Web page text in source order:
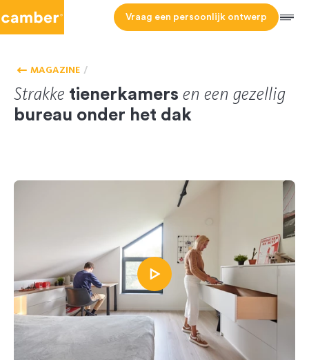
Vraag een persoonlijk ontwerp Menu
MAGAZINE
Strakke tienerkamers en een gezellig
bureau onder het dak